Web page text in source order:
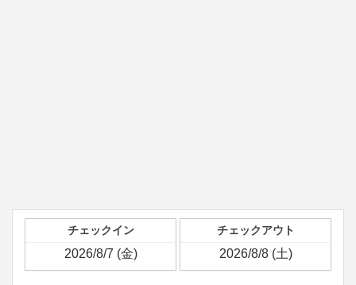
チェックイン チェックアウト